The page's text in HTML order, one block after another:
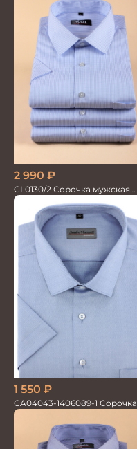
2 990 ₽
CL0130/2 Сорочка мужская
кор.рукав
1 550 ₽
CA04043-1406089-1 Сорочка
мужская